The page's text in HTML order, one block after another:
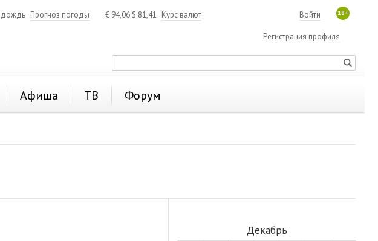
дождь Прогноз погоды € 94,06 $ 81,41 Курс валют 18+
Войти
Регистрация профиля
Афиша ТВ Форум
Декабрь